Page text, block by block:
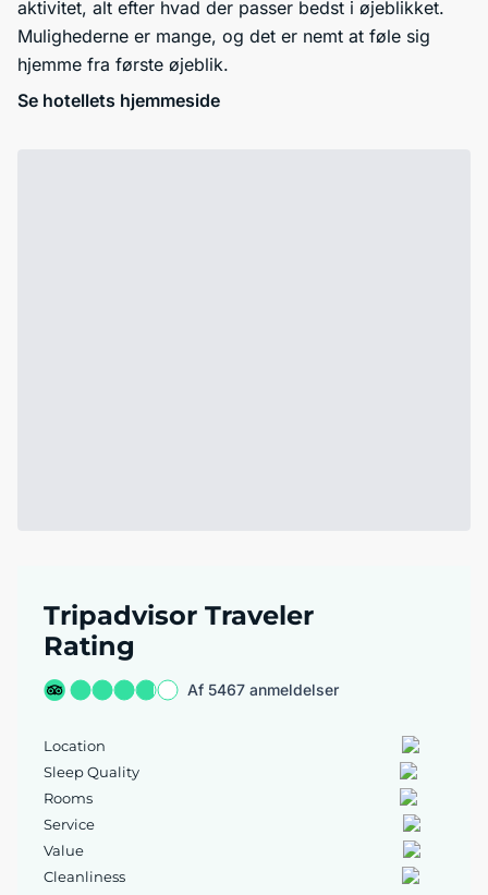
aktivitet, alt efter hvad der passer bedst i øjeblikket.
Mulighederne er mange, og det er nemt at føle sig
hjemme fra første øjeblik.
Se hotellets hjemmeside
Tripadvisor Traveler
Rating
Af 5467 anmeldelser
Location
Sleep Quality
Rooms
Service
Value
Cleanliness